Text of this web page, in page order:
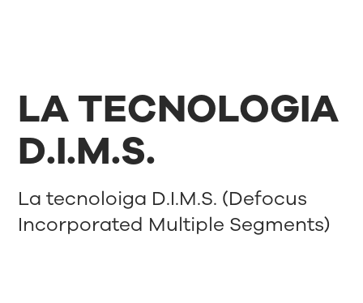
LA TECNOLOGIA
D.I.M.S.
La tecnoloiga D.I.M.S. (Defocus
Incorporated Multiple Segments)